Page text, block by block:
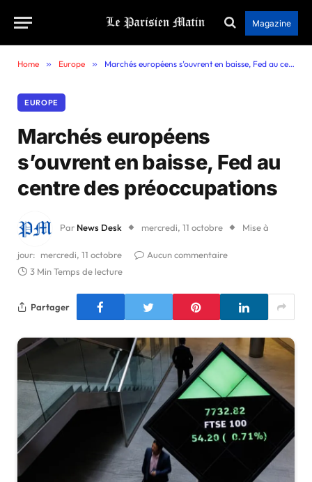
Magazine
Home » Europe » Marchés européens s’ouvrent en baisse, Fed au centre des préoccupations
EUROPE
Marchés européens
s’ouvrent en baisse, Fed au
centre des préoccupations
Par News Desk mercredi, 11 octobre Mise à
jour: mercredi, 11 octobre
Aucun commentaire
3 Min Temps de lecture
Partager